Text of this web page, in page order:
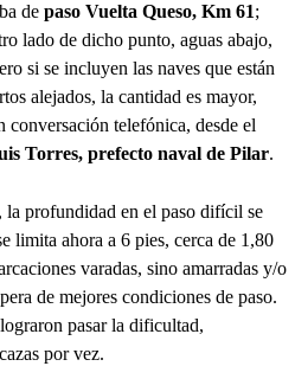
de paso Vuelta Queso, Km 61;
lado de dicho punto, aguas abajo,
si se incluyen las naves que están
alejados, la cantidad es mayor,
conversación telefónica, desde el
Torres, prefecto naval de Pilar.
la profundidad en el paso difícil se
limita ahora a 6 pies, cerca de 1,80
varadas, sino amarradas y/o
de mejores condiciones de paso.
pasar la dificultad,
por vez.